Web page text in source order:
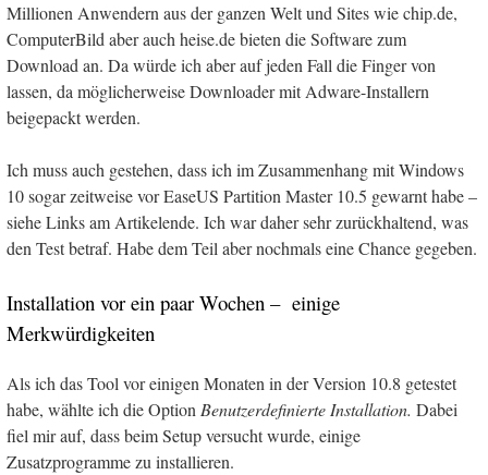
Millionen Anwendern aus der ganzen Welt und Sites wie chip.de,
ComputerBild aber auch heise.de bieten die Software zum
Download an. Da würde ich aber auf jeden Fall die Finger von
lassen, da möglicherweise Downloader mit Adware-Installern
beigepackt werden.
Ich muss auch gestehen, dass ich im Zusammenhang mit Windows
10 sogar zeitweise vor EaseUS Partition Master 10.5 gewarnt habe –
siehe Links am Artikelende. Ich war daher sehr zurückhaltend, was
den Test betraf. Habe dem Teil aber nochmals eine Chance gegeben.
Installation vor ein paar Wochen – einige
Merkwürdigkeiten
Als ich das Tool vor einigen Monaten in der Version 10.8 getestet
habe, wählte ich die OptionBenutzerdefinierte Installation. Dabei
fiel mir auf, dass beim Setup versucht wurde, einige
Zusatzprogramme zu installieren.